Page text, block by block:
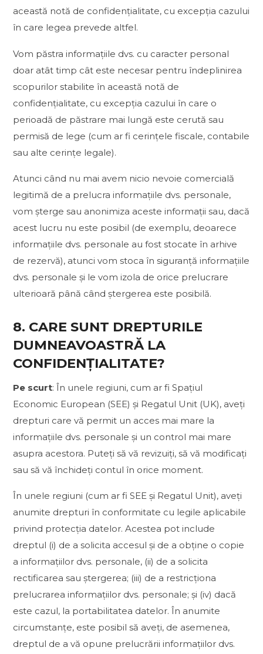
această notă de confidențialitate, cu excepția cazului
în care legea prevede altfel.
Vom păstra informațiile dvs. cu caracter personal
doar atât timp cât este necesar pentru îndeplinirea
scopurilor stabilite în această notă de
confidențialitate, cu excepția cazului în care o
perioadă de păstrare mai lungă este cerută sau
permisă de lege (cum ar fi cerințele fiscale, contabile
sau alte cerințe legale).
Atunci când nu mai avem nicio nevoie comercială
legitimă de a prelucra informațiile dvs. personale,
vom șterge sau anonimiza aceste informații sau, dacă
acest lucru nu este posibil (de exemplu, deoarece
informațiile dvs. personale au fost stocate în arhive
de rezervă), atunci vom stoca în siguranță informațiile
dvs. personale și le vom izola de orice prelucrare
ulterioară până când ștergerea este posibilă.
8. CARE SUNT DREPTURILE
DUMNEAVOASTRĂ LA
CONFIDENȚIALITATE?
Pe scurt: În unele regiuni, cum ar fi Spațiul
Economic European (SEE) și Regatul Unit (UK), aveți
drepturi care vă permit un acces mai mare la
informațiile dvs. personale și un control mai mare
asupra acestora. Puteți să vă revizuiți, să vă modificați
sau să vă închideți contul în orice moment.
În unele regiuni (cum ar fi SEE și Regatul Unit), aveți
anumite drepturi în conformitate cu legile aplicabile
privind protecția datelor. Acestea pot include
dreptul (i) de a solicita accesul și de a obține o copie
a informațiilor dvs. personale, (ii) de a solicita
rectificarea sau ștergerea; (iii) de a restricționa
prelucrarea informațiilor dvs. personale; și (iv) dacă
este cazul, la portabilitatea datelor. În anumite
circumstanțe, este posibil să aveți, de asemenea,
dreptul de a vă opune prelucrării informațiilor dvs.